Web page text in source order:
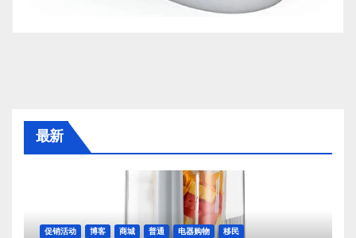
最新
促销活动 博客 商城 普通 电器购物 移民